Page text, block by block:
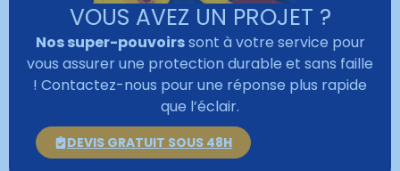
VOUS AVEZ UN PROJET ?
Nos super-pouvoirssont à votre service pour
vous assurer une protection durable et sans faille
! Contactez-nous pour une réponse plus rapide
que l’éclair.
DEVIS GRATUIT SOUS 48H